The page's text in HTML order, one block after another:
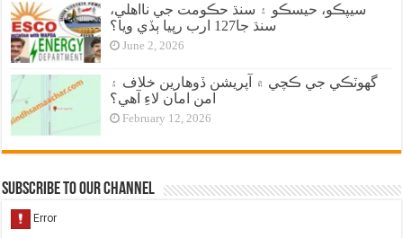
سيپڪو، حيسڪو ۽ سنڌ حڪومت جي نااهلي،
سنڌ جا127 ارب رپيا ٻڏي ويا؟
June 2, 2026
گهوٽڪي جي ڪچي ۾ آپريشن ڏوهارين خلاف ۽
امن امان لاءِ آهي؟
February 12, 2026
Subscribe to our Channel